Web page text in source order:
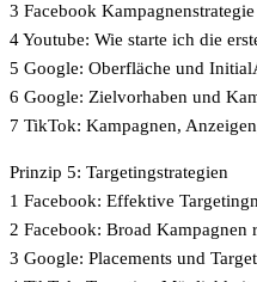
3 Facebook Kampagnenstrategie
4 Youtube: Wie starte ich die
5 Google: Oberfläche und
6 Google: Zielvorhaben und
7 TikTok: Kampagnen,
Prinzip 5: Targetingstrategien
1 Facebook: Effektive
2 Facebook: Broad Kampagnen
3 Google: Placements und